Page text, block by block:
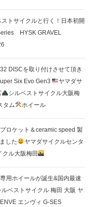
トサイクルと行く！日本初開
HYSK GRAVEL
DISCを取り付けさせて頂き
Six Evo Gen3
ヤマダサ
シルベストサイクル大阪梅
タム ホイール
ロケット＆ceramic speed 製
した
ヤマダサイクルセンタ
クル大阪梅田
用ホイールが誕生&国内最速
ベストサイクル 梅田 大阪 ヤ
エンヴィ G-SES